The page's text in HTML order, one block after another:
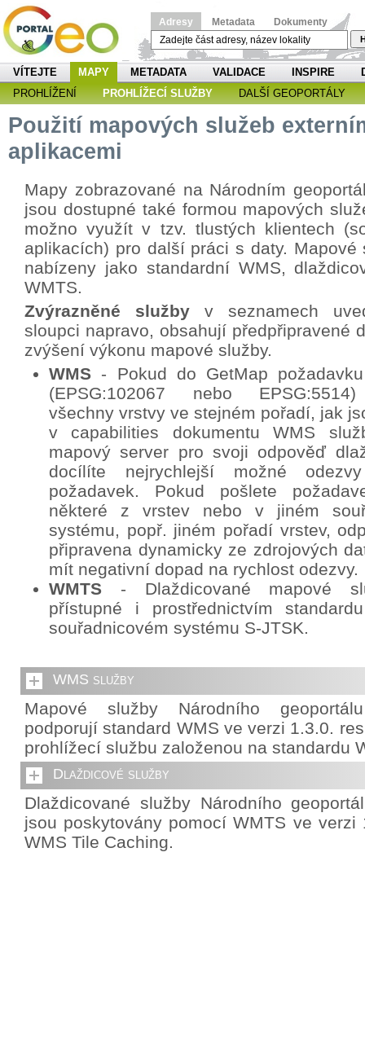
Adresy Metadata Dokumenty
VÍTEJTE MAPY METADATA VALIDACE INSPIRE
PROHLÍŽENÍ
PROHLÍŽECÍ SLUŽBY DALŠÍ GEOPORTÁLY
Použití mapových služeb
aplikacemi
Mapy zobrazované na Národním
jsou dostupné také formou mapových
možno využít v tzv. tlustých klientech
aplikacích) pro další práci s daty. Mapové
nabízeny jako standardní WMS,
WMTS.
Zvýrazněné služby v seznamech
sloupci napravo, obsahují předpřipravené
zvýšení výkonu mapové služby.
WMS - Pokud do GetMap
(EPSG:102067 nebo
všechny vrstvy ve stejném pořadí, jak
v capabilities dokumentu WMS
mapový server pro svoji odpověď
docílíte nejrychlejší možné
požadavek. Pokud pošlete
některé z vrstev nebo v jiném
systému, popř. jiném pořadí vrstev,
připravena dynamicky ze zdrojových
mít negativní dopad na rychlost odezvy.
WMTS - Dlaždicované mapové
přístupné i prostřednictvím
souřadnicovém systému S-JTSK.
WMS služby
Mapové služby Národního
podporují standard WMS ve verzi 1.3.0.
prohlížecí službu založenou na standardu
Dlaždicové služby
Dlaždicované služby Národního
jsou poskytovány pomocí WMTS ve verzi
WMS Tile Caching.